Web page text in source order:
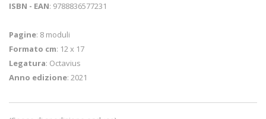
ISBN - EAN: 9788836577231
Pagine: 8 moduli
Formato cm: 12 x 17
Legatura: Octavius
Anno edizione: 2021